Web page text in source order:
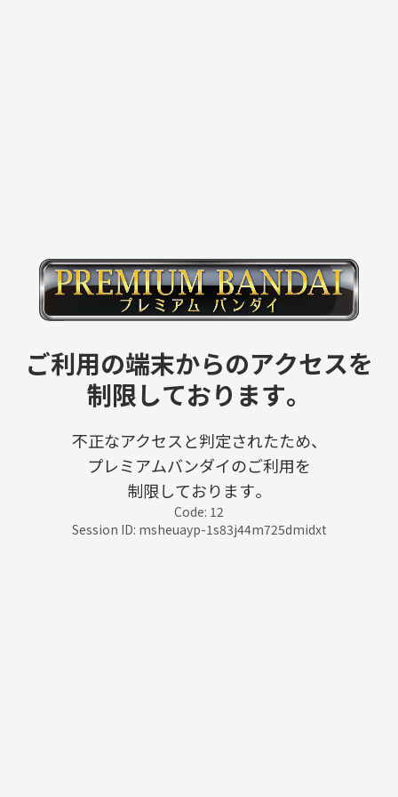
ご利用の端末からのアクセスを
制限しております。
不正なアクセスと判定されたため、
プレミアムバンダイのご利用を
制限しております。
Code: 12
Session ID: msheuayp-1s83j44m725dmidxt